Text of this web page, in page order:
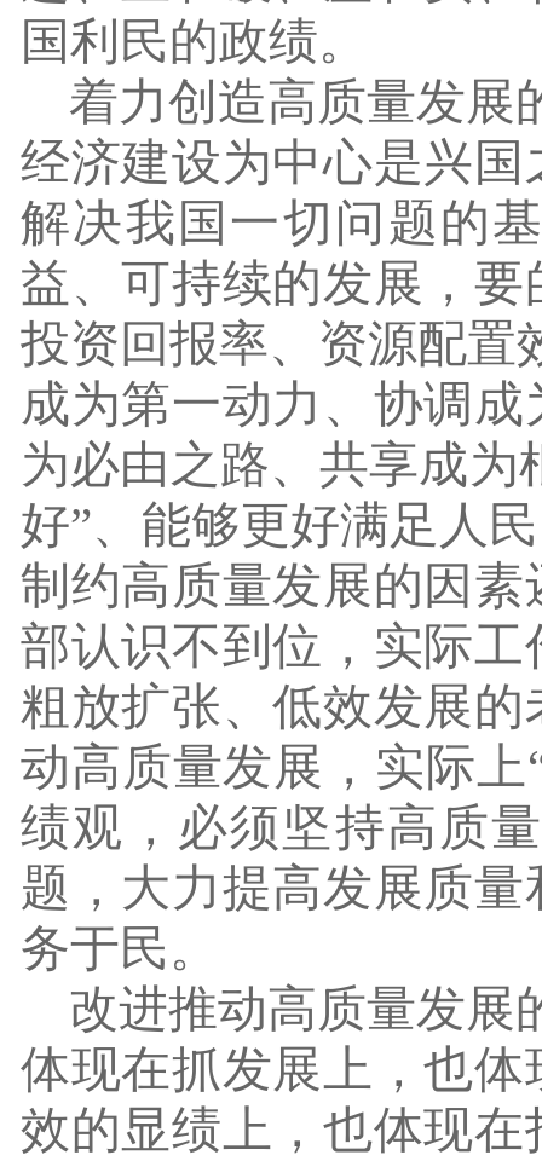
国利民的政绩。
着力创造高质量发展
经济建设为中心是兴
解决我国一切问题的
益、可持续的发展，
投资回报率、资源配置
成为第一动力、协调
为必由之路、共享成为
好”、能够更好满足人
制约高质量发展的因
部认识不到位，实际
粗放扩张、低效发展
动高质量发展，实际
绩观，必须坚持高质
题，大力提高发展质
务于民。
改进推动高质量发展
体现在抓发展上，也
效的显绩上，也体现